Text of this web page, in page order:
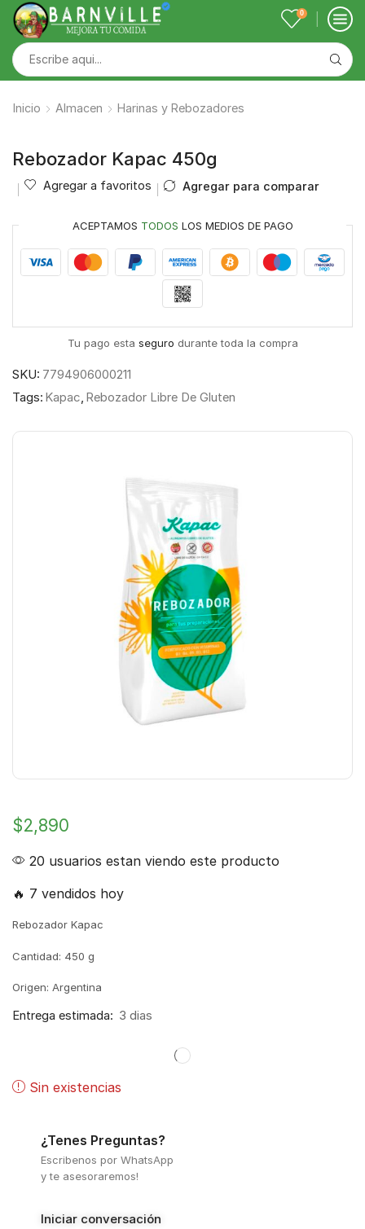
0
Inicio Almacen Harinas y Rebozadores
Rebozador Kapac 450g
Agregar a favoritos Agregar para comparar
ACEPTAMOS TODOS LOS MEDIOS DE PAGO
Tu pago esta seguro durante toda la compra
SKU: 7794906000211
Tags: Kapac, Rebozador Libre De Gluten
$2,890
20 usuarios estan viendo este producto
🔥 7 vendidos hoy
Rebozador Kapac
Cantidad: 450 g
Origen: Argentina
Entrega estimada: 3 dias
Sin existencias
¿Tenes Preguntas?
Escribenos por WhatsApp
y te asesoraremos!
Iniciar conversación